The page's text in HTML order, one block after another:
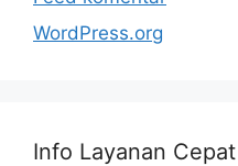
WordPress.org
Info Layanan